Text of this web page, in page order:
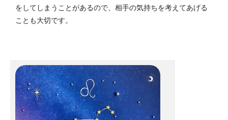
をしてしまうことがあるので、相手の気持ちを考えてあげる
ことも大切です。